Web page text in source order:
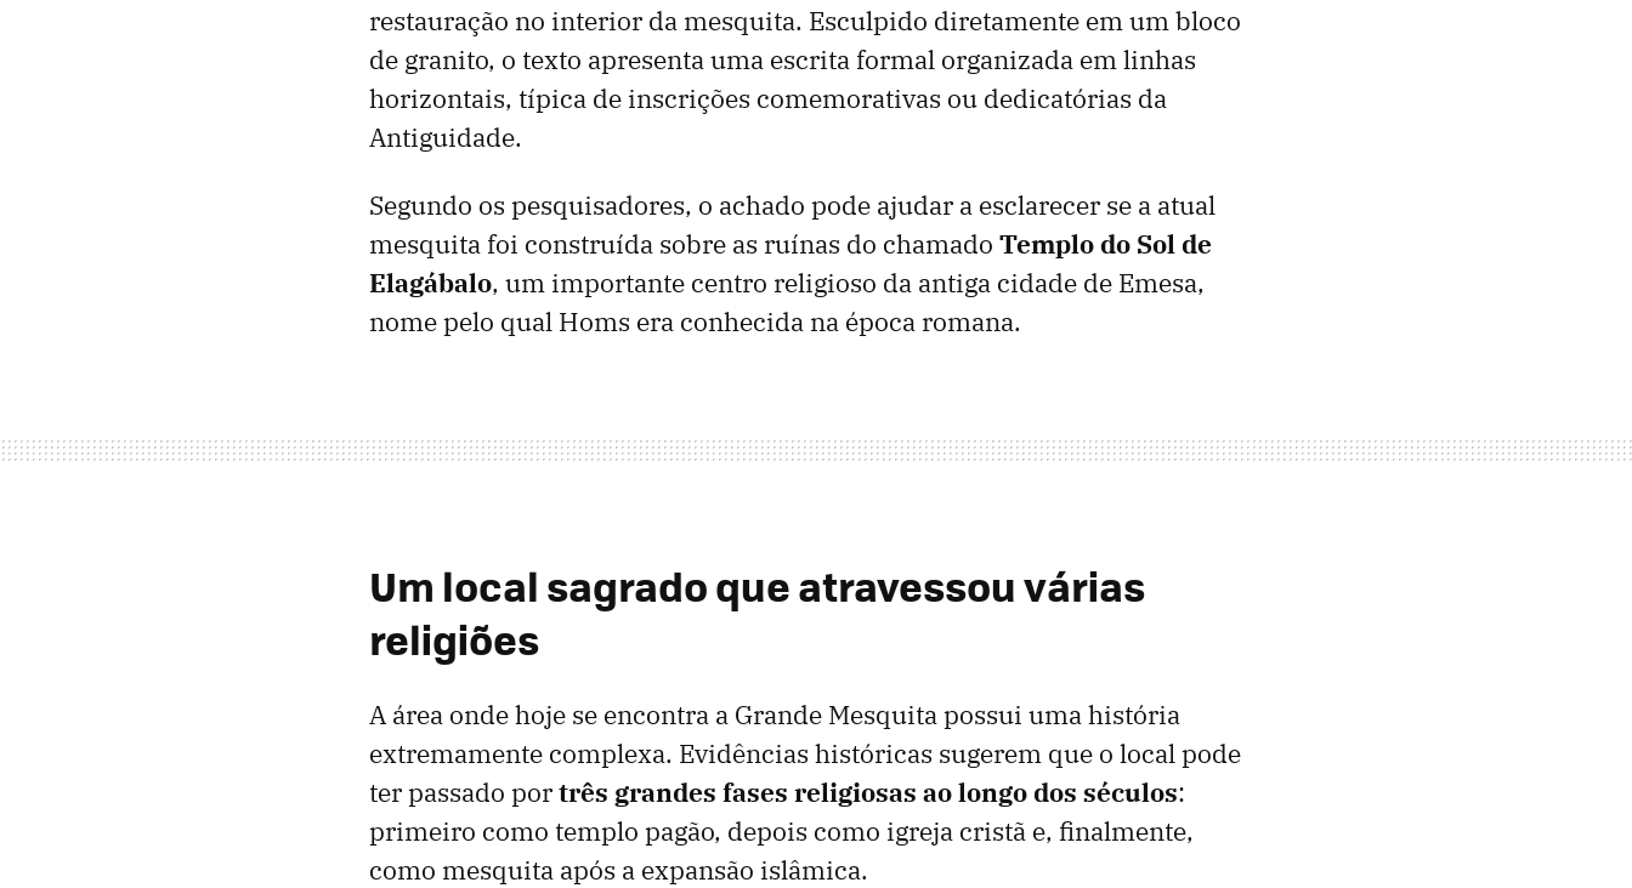
restauração no interior da mesquita. Esculpido diretamente em um bloco
de granito, o texto apresenta uma escrita formal organizada em linhas
horizontais, típica de inscrições comemorativas ou dedicatórias da
Antiguidade.
Segundo os pesquisadores, o achado pode ajudar a esclarecer se a atual
mesquita foi construída sobre as ruínas do chamado Templo do Sol de
Elagábalo, um importante centro religioso da antiga cidade de Emesa,
nome pelo qual Homs era conhecida na época romana.
Um local sagrado que atravessou várias
religiões
A área onde hoje se encontra a Grande Mesquita possui uma história
extremamente complexa. Evidências históricas sugerem que o local pode
ter passado portrês grandes fases religiosas ao longo dos séculos:
primeiro como templo pagão, depois como igreja cristã e, finalmente,
como mesquita após a expansão islâmica.